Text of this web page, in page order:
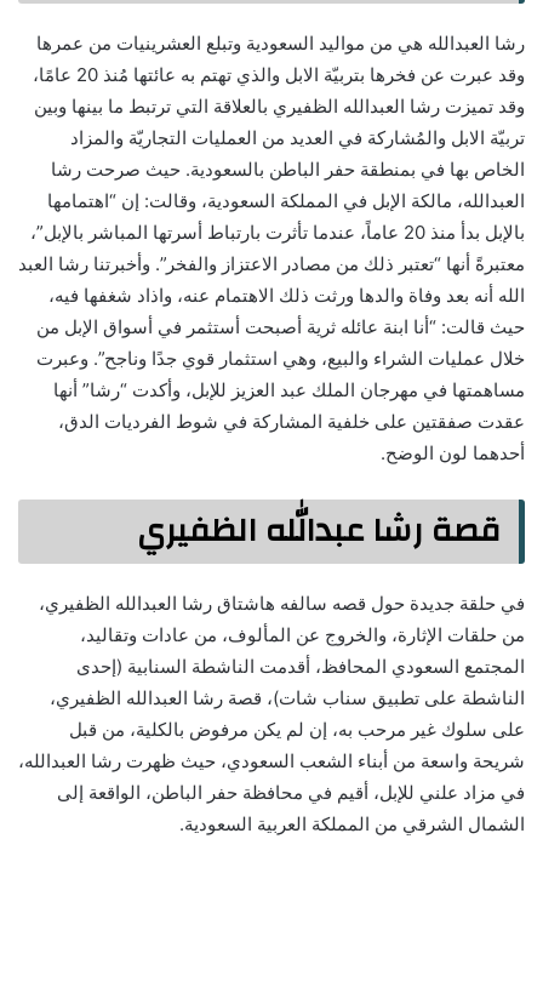
رشا العبدالله هي من مواليد السعودية وتبلع العشرينيات من عمرها
وقد عبرت عن فخرها بتربيّة الابل والذي تهتم به عائتها مُنذ 20 عامًا،
وقد تميزت رشا العبدالله الظفيري بالعلاقة التي ترتبط ما بينها وبين
تربيّة الابل والمُشاركة في العديد من العمليات التجاريّة والمزاد
الخاص بها في بمنطقة حفر الباطن بالسعودية. حيث صرحت رشا
العبدالله، مالكة الإبل في المملكة السعودية، وقالت: إن “اهتمامها
بالإبل بدأ منذ 20 عاماً، عندما تأثرت بارتباط أسرتها المباشر بالإبل”،
معتبرةً أنها “تعتبر ذلك من مصادر الاعتزاز والفخر”. وأخبرتنا رشا العبد
الله أنه بعد وفاة والدها ورثت ذلك الاهتمام عنه، واذاد شغفها فيه،
حيث قالت: “أنا ابنة عائله ثرية أصبحت أستثمر في أسواق الإبل من
خلال عمليات الشراء والبيع، وهي استثمار قوي جدًا وناجح”. وعبرت
مساهمتها في مهرجان الملك عبد العزيز للإبل، وأكدت “رشا” أنها
عقدت صفقتين على خلفية المشاركة في شوط الفرديات الدق،
أحدهما لون الوضح.
قصة رشا عبدالله الظفيري
في حلقة جديدة حول قصه سالفه هاشتاق رشا العبدالله الظفيري،
من حلقات الإثارة، والخروج عن المألوف، من عادات وتقاليد،
المجتمع السعودي المحافظ، أقدمت الناشطة السنابية (إحدى
الناشطة على تطبيق سناب شات)، قصة رشا العبدالله الظفيري،
على سلوك غير مرحب به، إن لم يكن مرفوض بالكلية، من قبل
شريحة واسعة من أبناء الشعب السعودي، حيث ظهرت رشا العبدالله،
في مزاد علني للإبل، أقيم في محافظة حفر الباطن، الواقعة إلى
الشمال الشرقي من المملكة العربية السعودية.